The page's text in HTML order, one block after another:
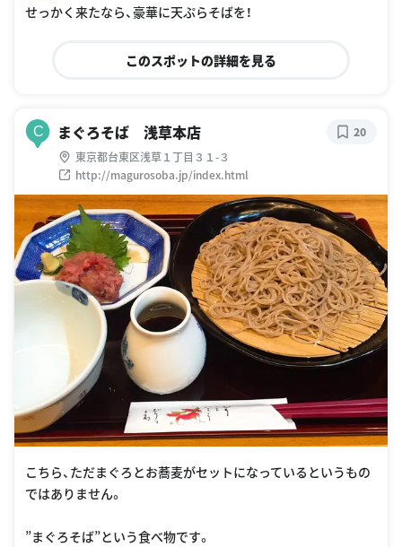
せっかく来たなら、豪華に天ぷらそばを！
このスポットの詳細を見る
C まぐろそば 浅草本店
東京都台東区浅草１丁目３１-３
http://magurosoba.jp/index.html
20
こちら、ただまぐろとお蕎麦がセットになっているというもの
ではありません。
”まぐろそば”という食べ物です。